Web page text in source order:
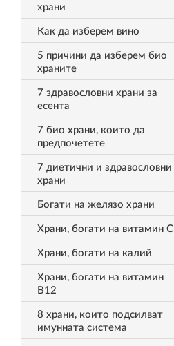
храни
Как да изберем вино
5 причини да изберем био
храните
7 здравословни храни за
есента
7 био храни, които да
предпочетете
7 диетични и здравословни
храни
Богати на желязо храни
Храни, богати на витамин С
Храни, богати на калий
Храни, богати на витамин
В12
8 храни, които подсилват
имунната система